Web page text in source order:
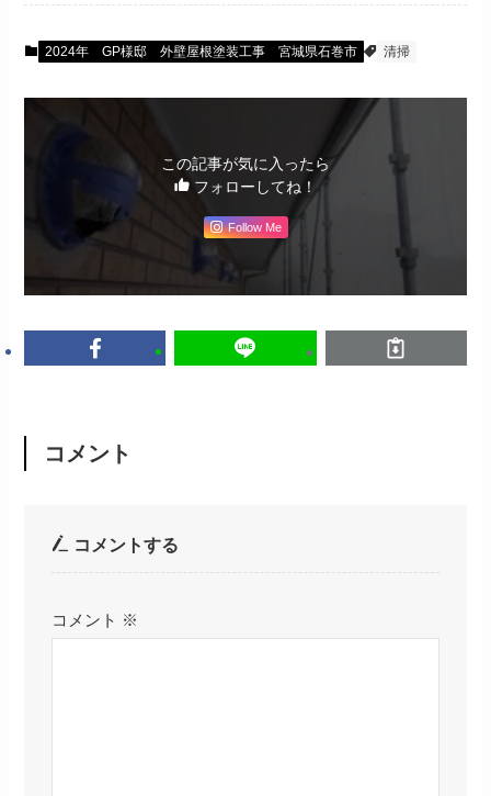
2024年 GP様邸 外壁屋根塗装工事 宮城県石巻市 清掃
この記事が気に入ったら
フォローしてね！
Follow Me
コメント
コメントする
コメント ※